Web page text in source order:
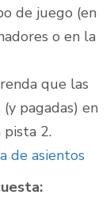
de juego (en
o en la
que las
pagadas) en
pista 2.
de asientos